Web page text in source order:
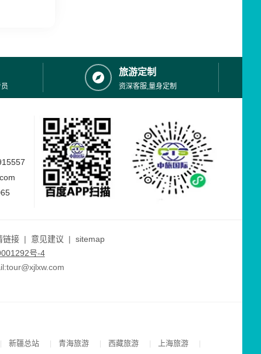
旅游定制
资深客服,量身定制
链接 | 意见建议 | sitemap
号-4
新疆总站 青海旅游 西藏旅游 上海旅游